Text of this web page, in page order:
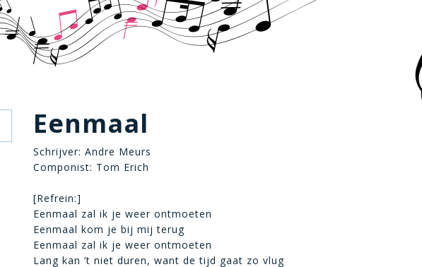
Eenmaal
Schrijver: Andre Meurs
Componist: Tom Erich
[Refrein:]
Eenmaal zal ik je weer ontmoeten
Eenmaal kom je bij mij terug
Eenmaal zal ik je weer ontmoeten
Lang kan ’t niet duren, want de tijd gaat zo vlug